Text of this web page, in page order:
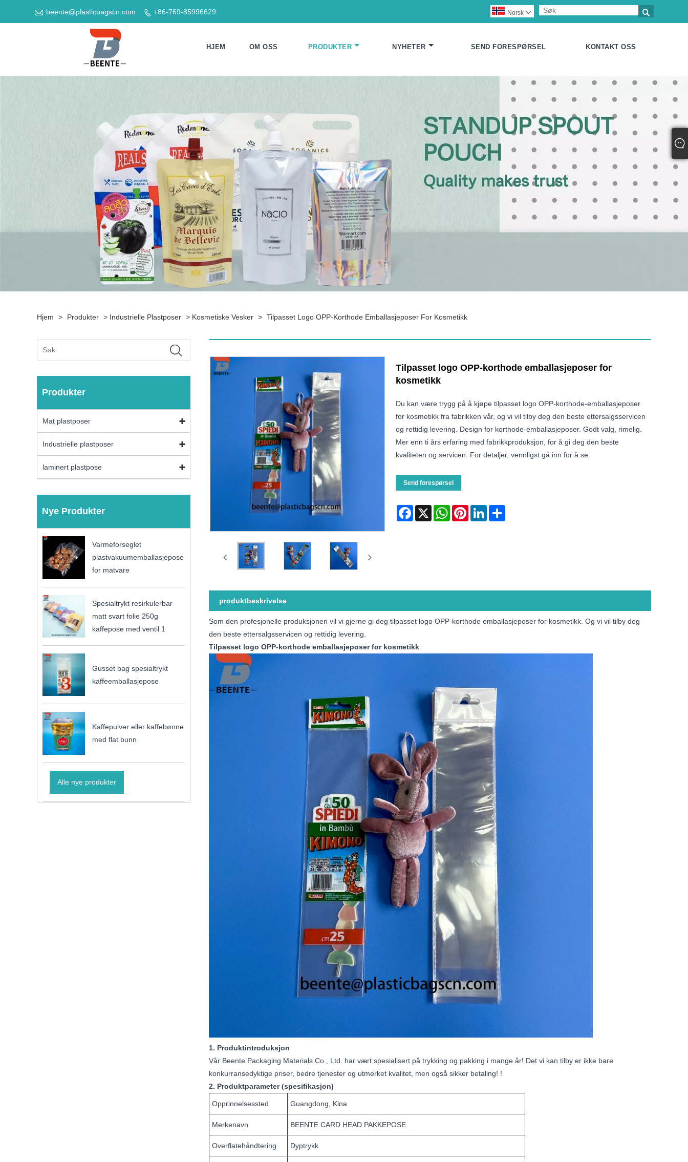
 beente@plasticbagscn.com  +86-769-85996629 
Norsk‎ 
HJEM OM OSS PRODUKTER NYHETER SEND FORESPØRSEL KONTAKT OSS
Hjem > Produkter > Industrielle Plastposer > Kosmetiske Vesker > Tilpasset Logo OPP-Korthode Emballasjeposer For Kosmetikk
Produkter
Mat plastposer
Industrielle plastposer
laminert plastpose
Nye Produkter
Varmeforseglet
plastvakuumemballasjepose
for matvare
Spesialtrykt resirkulerbar
matt svart folie 250g
kaffepose med ventil 1
Gusset bag spesialtrykt
kaffeemballasjepose
Kaffepulver eller kaffebønne
med flat bunn
Alle nye produkter
Tilpasset logo OPP-korthode emballasjeposer for
kosmetikk
Du kan være trygg på å kjøpe tilpasset logo OPP-korthode-emballasjeposer
for kosmetikk fra fabrikken vår, og vi vil tilby deg den beste ettersalgsservicen
og rettidig levering. Design for korthode-emballasjeposer. Godt valg, rimelig.
Mer enn ti års erfaring med fabrikkproduksjon, for å gi deg den beste
kvaliteten og servicen. For detaljer, vennligst gå inn for å se.
Send forespørsel
Facebook
X WhatsAppPinterestLinkedInShare
produktbeskrivelse
Som den profesjonelle produksjonen vil vi gjerne gi deg tilpasset logo OPP-korthode emballasjeposer for kosmetikk. Og vi vil tilby deg
den beste ettersalgsservicen og rettidig levering.
Tilpasset logo OPP-korthode emballasjeposer for kosmetikk
1. Produktintroduksjon
Vår Beente Packaging Materials Co., Ltd. har vært spesialisert på trykking og pakking i mange år! Det vi kan tilby er ikke bare
konkurransedyktige priser, bedre tjenester og utmerket kvalitet, men også sikker betaling! !
2. Produktparameter (spesifikasjon)
Opprinnelsessted Guangdong, Kina
Merkenavn BEENTE CARD HEAD PAKKEPOSE
Overflatehåndtering Dyptrykk